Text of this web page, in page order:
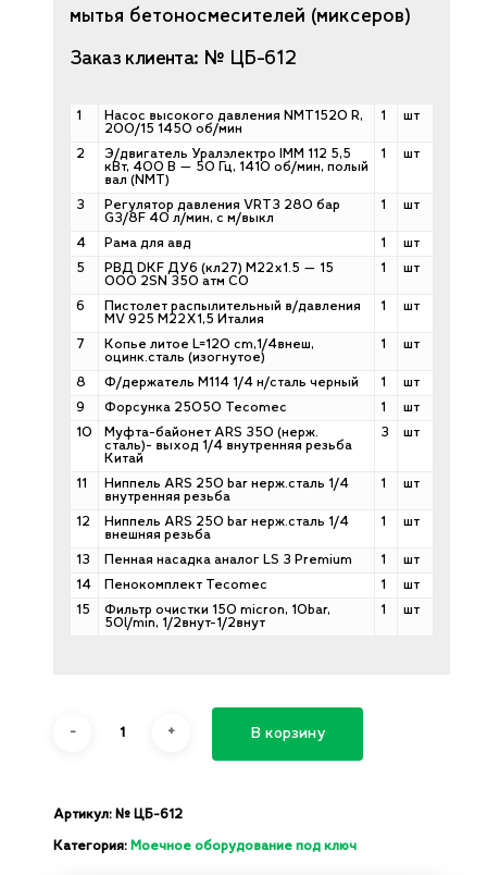
мытья бетоносмесителей (миксеров)
Заказ клиента: № ЦБ-612
1
Насос высокого давления NMT1520 R,
200/15 1450 об/мин
1 шт
2
Э/двигатель Уралэлектро IMM 112 5,5
кВт, 400 В — 50 Гц, 1410 об/мин, полый
вал (NMT)
1 шт
3
Регулятор давления VRT3 280 бар
G3/8F 40 л/мин, с м/выкл
1 шт
4 Рама для авд 1
шт
5
РВД DKF ДУ6 (кл27) М22х1.5 — 15
000 2SN 350 атм СО
1 шт
6
Пистолет распылительный в/давления
MV 925 M22X1,5 Италия
1 шт
7
Копье литое L=120 cm,1/4внеш,
оцинк.сталь (изогнутое)
1 шт
8 Ф/держатель M114 1/4 н/сталь черный 1
шт
9
Форсунка 25050 Tecomec 1
шт
10
Муфта-байонет ARS 350 (нерж.
сталь)- выход 1/4 внутренняя резьба
Китай
3 шт
11
Ниппель ARS 250 bar нерж.сталь 1/4
внутренняя резьба
1 шт
12
Ниппель ARS 250 bar нерж.сталь 1/4
внешняя резьба
1 шт
13 Пенная насадка аналог LS 3 Premium 1
шт
14
Пенокомплект Tecomec 1
шт
15
Фильтр очистки 150 micron, 10bar,
50l/min, 1/2внут-1/2внут
1 шт
В корзину
Артикул: № ЦБ-612
Категория: Моечное оборудование под ключ